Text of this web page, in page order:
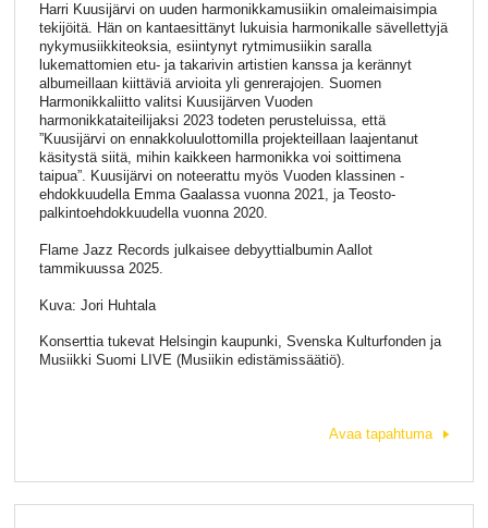
Harri Kuusijärvi on uuden harmonikkamusiikin omaleimaisimpia
tekijöitä. Hän on kantaesittänyt lukuisia harmonikalle sävellettyjä
nykymusiikkiteoksia, esiintynyt rytmimusiikin saralla
lukemattomien etu- ja takarivin artistien kanssa ja kerännyt
albumeillaan kiittäviä arvioita yli genrerajojen. Suomen
Harmonikkaliitto valitsi Kuusijärven Vuoden
harmonikkataiteilijaksi 2023 todeten perusteluissa, että
”Kuusijärvi on ennakkoluulottomilla projekteillaan laajentanut
käsitystä siitä, mihin kaikkeen harmonikka voi soittimena
taipua”. Kuusijärvi on noteerattu myös Vuoden klassinen -
ehdokkuudella Emma Gaalassa vuonna 2021, ja Teosto-
palkintoehdokkuudella vuonna 2020.
Flame Jazz Records julkaisee debyyttialbumin Aallot
tammikuussa 2025.
Kuva: Jori Huhtala
Konserttia tukevat Helsingin kaupunki, Svenska Kulturfonden ja
Musiikki Suomi LIVE (Musiikin edistämissäätiö).
Avaa tapahtuma